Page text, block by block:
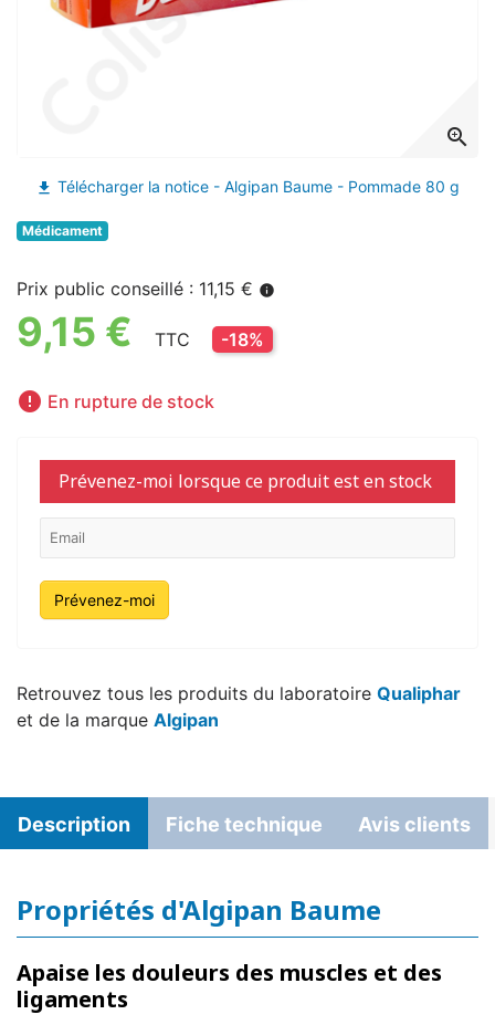
zoom_in
file_download Télécharger la notice - Algipan Baume - Pommade 80 g
Médicament
Prix public conseillé : 11,15 € info
9,15 € TTC -18%
 En rupture de stock
Prévenez-moi lorsque ce produit est en stock
Prévenez-moi
Retrouvez tous les produits du laboratoire Qualiphar
et de la marque Algipan
Description Fiche technique Avis clients
Propriétés d'Algipan Baume
Apaise les douleurs des muscles et des
ligaments